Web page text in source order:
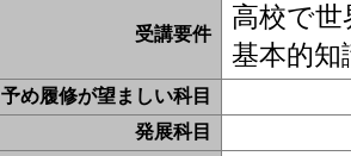
受講要件
高校で
基本的
予め履修が望ましい科目
発展科目